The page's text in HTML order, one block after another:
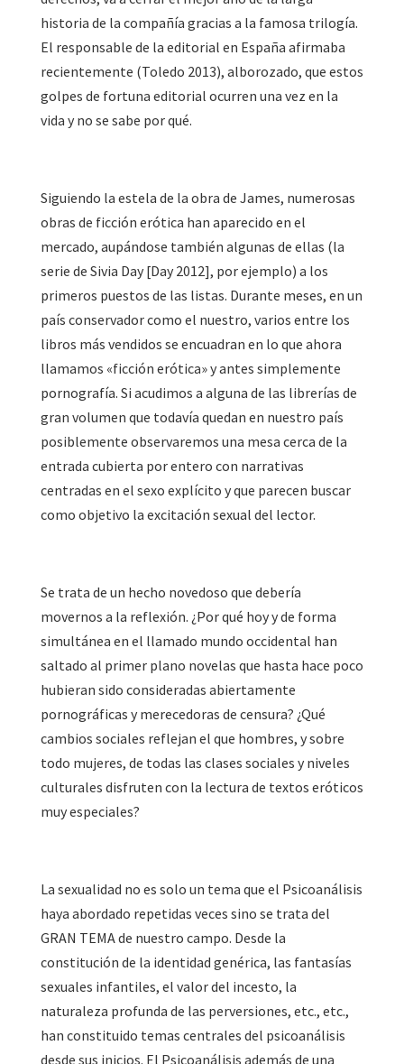
historia de la compañía gracias a la famosa trilogía.
El responsable de la editorial en España afirmaba
recientemente (Toledo 2013), alborozado, que estos
golpes de fortuna editorial ocurren una vez en la
vida y no se sabe por qué.
Siguiendo la estela de la obra de James, numerosas
obras de ficción erótica han aparecido en el
mercado, aupándose también algunas de ellas (la
serie de Sivia Day [Day 2012], por ejemplo) a los
primeros puestos de las listas. Durante meses, en un
país conservador como el nuestro, varios entre los
libros más vendidos se encuadran en lo que ahora
llamamos «ficción erótica» y antes simplemente
pornografía. Si acudimos a alguna de las librerías de
gran volumen que todavía quedan en nuestro país
posiblemente observaremos una mesa cerca de la
entrada cubierta por entero con narrativas
centradas en el sexo explícito y que parecen buscar
como objetivo la excitación sexual del lector.
Se trata de un hecho novedoso que debería
movernos a la reflexión. ¿Por qué hoy y de forma
simultánea en el llamado mundo occidental han
saltado al primer plano novelas que hasta hace poco
hubieran sido consideradas abiertamente
pornográficas y merecedoras de censura? ¿Qué
cambios sociales reflejan el que hombres, y sobre
todo mujeres, de todas las clases sociales y niveles
culturales disfruten con la lectura de textos eróticos
muy especiales?
La sexualidad no es solo un tema que el Psicoanálisis
haya abordado repetidas veces sino se trata del
GRAN TEMA de nuestro campo. Desde la
constitución de la identidad genérica, las fantasías
sexuales infantiles, el valor del incesto, la
naturaleza profunda de las perversiones, etc., etc.,
han constituido temas centrales del psicoanálisis
desde sus inicios. El Psicoanálisis además de una